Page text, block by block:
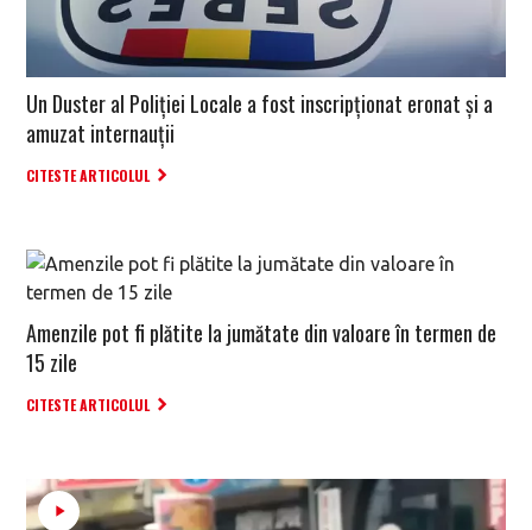
Un Duster al Poliției Locale a fost inscripționat eronat și a
amuzat internauții
CITESTE ARTICOLUL
Amenzile pot fi plătite la jumătate din valoare în termen de
15 zile
CITESTE ARTICOLUL